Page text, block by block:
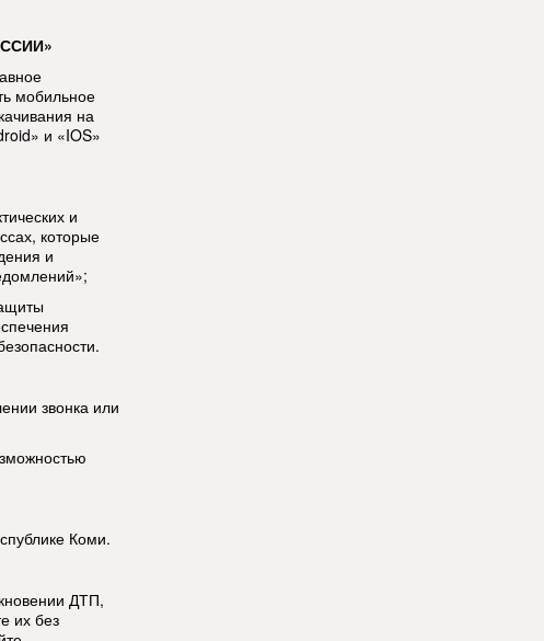
мобильное
на
и «IOS»
и
которые
и
звонка или
Коми.
ДТП,
их без